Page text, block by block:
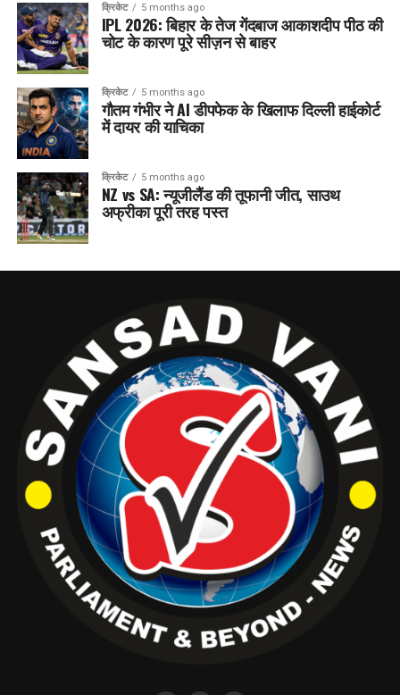
क्रिकेट 5 months ago
IPL 2026: बिहार के तेज गेंदबाज आकाशदीप पीठ की
चोट के कारण पूरे सीज़न से बाहर
क्रिकेट 5 months ago
गौतम गंभीर ने AI डीपफेक के खिलाफ दिल्ली हाईकोर्ट
में दायर की याचिका
क्रिकेट 5 months ago
NZ vs SA: न्यूजीलैंड की तूफानी जीत, साउथ
अफ्रीका पूरी तरह पस्त